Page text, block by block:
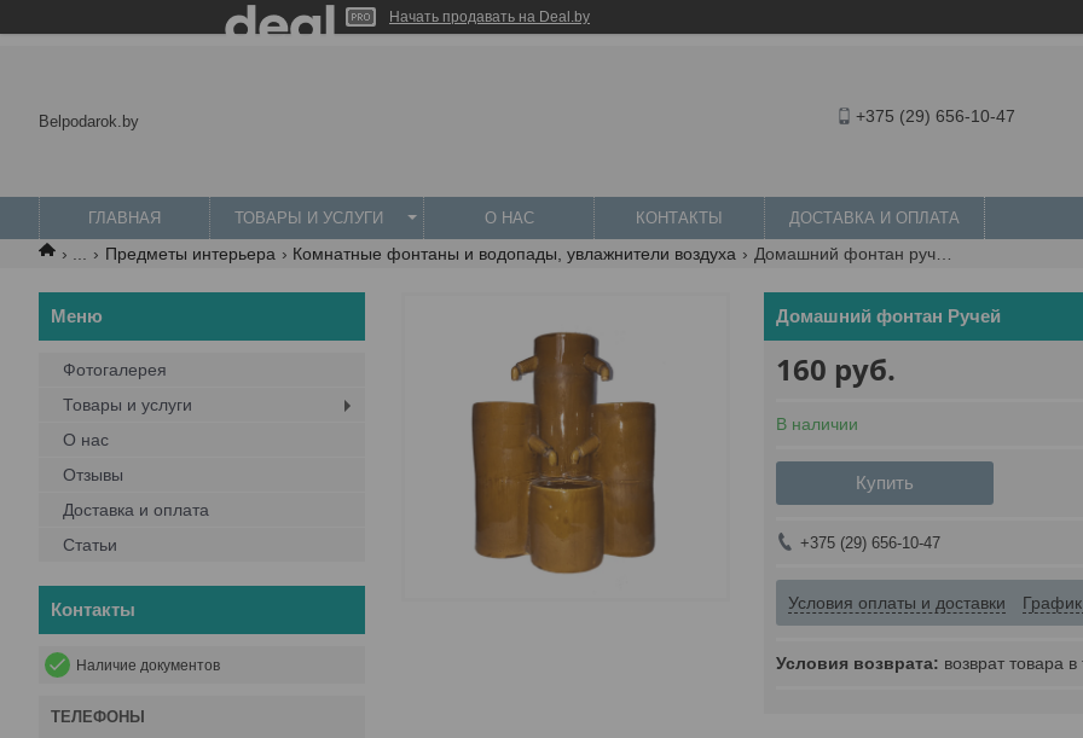
Начать продавать на Deal.by
Belpodarok.by +375 (29) 656-10-47
ГЛАВНАЯ ТОВАРЫ И УСЛУГИ О НАС КОНТАКТЫ ДОСТАВКА И ОПЛАТА
Предметы интерьера Комнатные фонтаны и водопады, увлажнители воздуха Домашний фонтан ручей
Домашний фонтан Ручей
160 руб.
В наличии
Купить
+375 (29) 656-10-47
Условия оплаты и доставки
возврат товара
Фотогалерея
Товары и услуги
О нас
Отзывы
Доставка и оплата
Статьи
Контакты
Наличие документов